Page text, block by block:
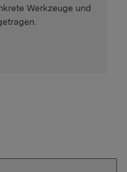
Werkzeuge und